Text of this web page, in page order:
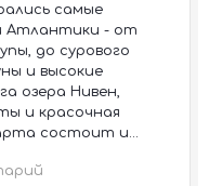
самые
Атлантики - от
до сурового
и высокие
озера Нивен,
и красочная
состоит и...